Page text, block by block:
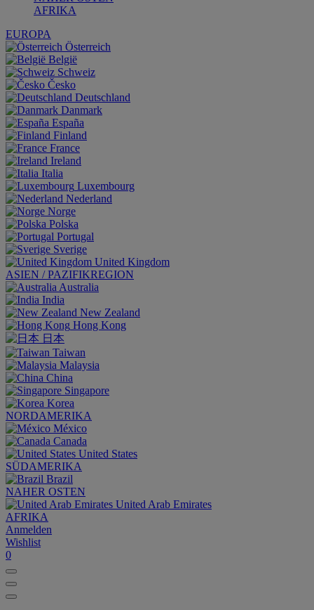
AFRIKA
EUROPA
Österreich
België
Schweiz
Česko
Deutschland
Danmark
España
Finland
France
Ireland
Italia
Luxembourg
Nederland
Norge
Polska
Portugal
Sverige
United Kingdom
ASIEN / PAZIFIKREGION
Australia
India
New Zealand
Hong Kong
日本
Taiwan
Malaysia
China
Singapore
Korea
NORDAMERIKA
México
Canada
United States
SÜDAMERIKA
Brazil
NAHER OSTEN
United Arab Emirates
AFRIKA
Anmelden
Wishlist
0